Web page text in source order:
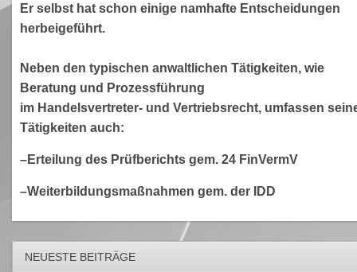
Er selbst hat schon einige namhafte Entscheidungen
herbeigeführt.
Neben den typischen anwaltlichen Tätigkeiten, wie
Beratung und Prozessführung
im Handelsvertreter- und Vertriebsrecht, umfassen
Tätigkeiten auch:
–Erteilung des Prüfberichts gem. 24 FinVermV
–Weiterbildungsmaßnahmen gem. der IDD
NEUESTE BEITRÄGE